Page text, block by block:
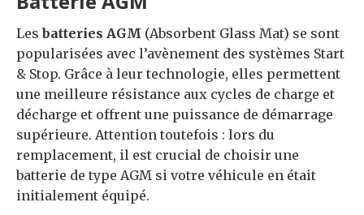
Lesbatteries AGM (Absorbent Glass Mat) se sont
popularisées avec l’avènement des systèmes Start
& Stop. Grâce à leur technologie, elles permettent
une meilleure résistance aux cycles de charge et
décharge et offrent une puissance de démarrage
supérieure. Attention toutefois : lors du
remplacement, il est crucial de choisir une
batterie de type AGM si votre véhicule en était
initialement équipé.